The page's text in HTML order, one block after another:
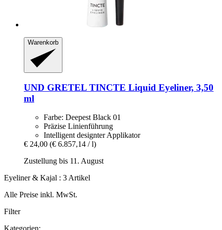
Warenkorb
UND GRETEL TINCTE Liquid Eyeliner, 3,50
ml
Farbe: Deepest Black 01
Präzise Linienführung
Intelligent designter Applikator
€ 24,00 (€ 6.857,14 / l)
Zustellung bis 11. August
Eyeliner & Kajal : 3 Artikel
Alle Preise inkl. MwSt.
Filter